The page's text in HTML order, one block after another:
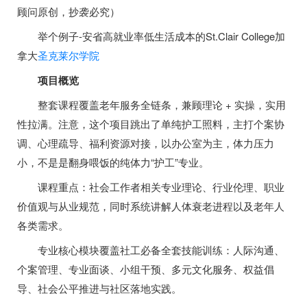
顾问原创，抄袭必究）
举个例子-安省高就业率低生活成本的St.Clair College加
拿大圣克莱尔学院
项目概览
整套课程覆盖老年服务全链条，兼顾理论 + 实操，实用
性拉满。注意，这个项目跳出了单纯护工照料，主打个案协
调、心理疏导、福利资源对接，以办公室为主，体力压力
小，不是是翻身喂饭的纯体力“护工”专业。
课程重点：社会工作者相关专业理论、行业伦理、职业
价值观与从业规范，同时系统讲解人体衰老进程以及老年人
各类需求。
专业核心模块覆盖社工必备全套技能训练：人际沟通、
个案管理、专业面谈、小组干预、多元文化服务、权益倡
导、社会公平推进与社区落地实践。